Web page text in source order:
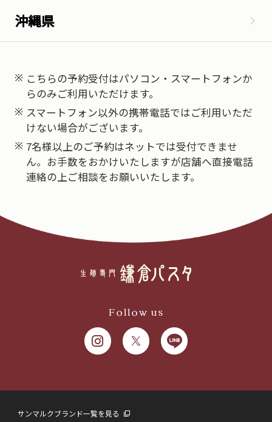
沖縄県
※ こちらの予約受付はパソコン・スマートフォンか
らのみご利用いただけます。
※ スマートフォン以外の携帯電話ではご利用いただ
けない場合がございます。
※ 7名様以上のご予約はネットでは受付できませ
ん。お手数をおかけいたしますが店舗へ直接電話
連絡の上ご相談をお願いいたします。
Follow us
サンマルクブランド一覧を見る